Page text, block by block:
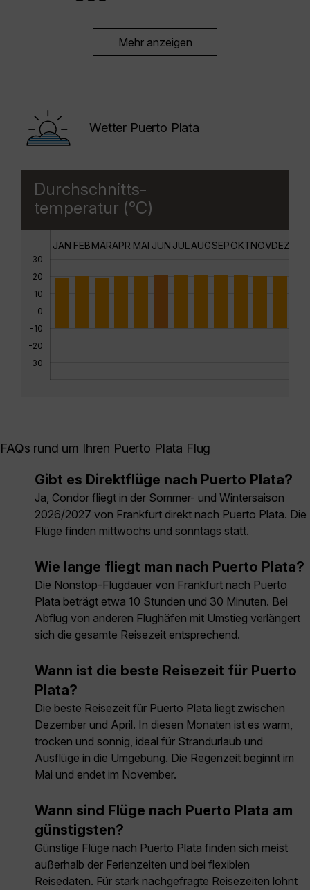
Mehr anzeigen
Wetter Puerto Plata
Durchschnitts-
temperatur (°C)
30
20
10
0
-10
-20
-30
JAN FEBMÄRAPR MAI JUN JUL AUGSEPOKTNOVDEZ
FAQs rund um Ihren Puerto Plata Flug
Gibt es Direktflüge nach Puerto Plata?
Ja, Condor fliegt in der Sommer- und Wintersaison
2026/2027 von Frankfurt direkt nach Puerto Plata. Die
Flüge finden mittwochs und sonntags statt.
Wie lange fliegt man nach Puerto Plata?
Die Nonstop-Flugdauer von Frankfurt nach Puerto
Plata beträgt etwa 10 Stunden und 30 Minuten. Bei
Abflug von anderen Flughäfen mit Umstieg verlängert
sich die gesamte Reisezeit entsprechend.
Wann ist die beste Reisezeit für Puerto
Plata?
Die beste Reisezeit für Puerto Plata liegt zwischen
Dezember und April. In diesen Monaten ist es warm,
trocken und sonnig, ideal für Strandurlaub und
Ausflüge in die Umgebung. Die Regenzeit beginnt im
Mai und endet im November.
Wann sind Flüge nach Puerto Plata am
günstigsten?
Günstige Flüge nach Puerto Plata finden sich meist
außerhalb der Ferienzeiten und bei flexiblen
Reisedaten. Für stark nachgefragte Reisezeiten lohnt